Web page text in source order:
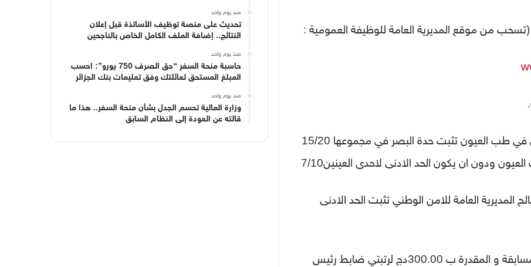
من موقع المديرية العامة للوظيفة العمومية :
-شهادة حدة البصر مسلمة من طبيب مختص في طب العيون تثبت حدة البصر في مجموعها 15/20
ودون ان يكون الحد الادنى لاحدى العينين7/10
العامة للامن الوطني تثبت الحد الادنى
-وصل اثبات دفع مستحقات المشاركة في المسابقة و المقدرة ب 300.00دج لرتبتي ضابط رئيس
منذ يوم واحد
تحديث على منصة توظيف الأساتذة قبل إعلان
النتائج.. إضافة الملف الكامل الخاص بالناجحين
منذ يوم واحد
حاسبة منحة السفر “حق الصرف 750 يورو”: احسب
المبلغ المستحق لعائلتك وفق تعليمات بنك الجزائر
منذ يوم واحد
وزارة المالية تحسم الجدل بشأن منحة السفر.. هذا ما
قالته عن العودة إلى النظام السابق